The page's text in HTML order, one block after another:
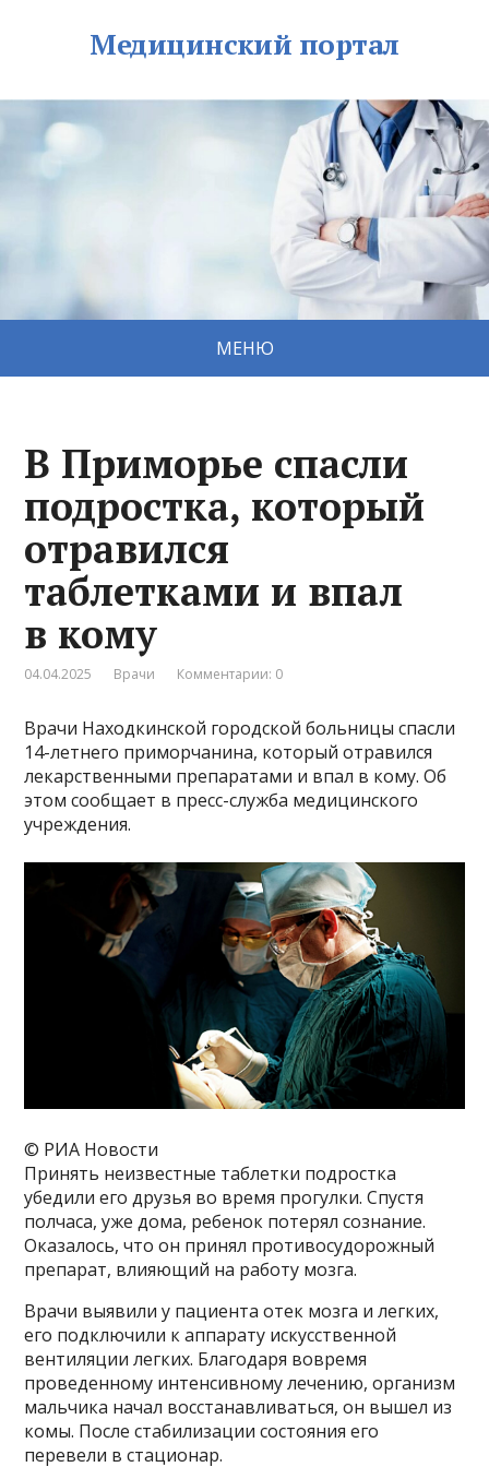
Медицинский портал
МЕНЮ
В Приморье спасли
подростка, который
отравился
таблетками и впал
в кому
04.04.2025 Врачи Комментарии: 0
Врачи Находкинской городской больницы спасли
14-летнего приморчанина, который отравился
лекарственными препаратами и впал в кому. Об
этом сообщает в пресс-служба медицинского
учреждения.
© РИА Новости
Принять неизвестные таблетки подростка
убедили его друзья во время прогулки. Спустя
полчаса, уже дома, ребенок потерял сознание.
Оказалось, что он принял противосудорожный
препарат, влияющий на работу мозга.
Врачи выявили у пациента отек мозга и легких,
его подключили к аппарату искусственной
вентиляции легких. Благодаря вовремя
проведенному интенсивному лечению, организм
мальчика начал восстанавливаться, он вышел из
комы. После стабилизации состояния его
перевели в стационар.